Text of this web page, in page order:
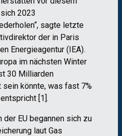
2023
sagte letzte
der in Paris
Energieagentur (IEA).
im nächsten Winter
30 Milliarden
könnte, was fast 7%
[1].
EU begannen sich zu
laut Gas